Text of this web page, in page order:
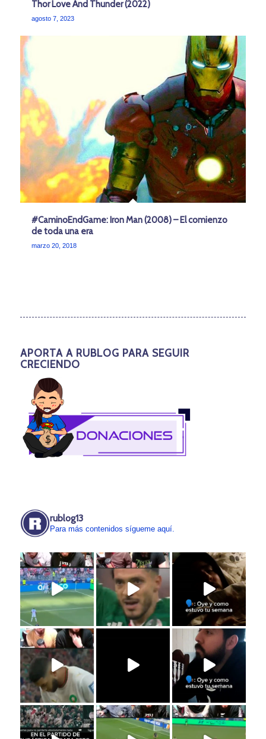
Thor Love And Thunder (2022)
agosto 7, 2023
#CaminoEndGame: Iron Man (2008) – El comienzo
de toda una era
marzo 20, 2018
APORTA A RUBLOG PARA SEGUIR
CRECIENDO
rublog13
Para más contenidos sígueme aquí.